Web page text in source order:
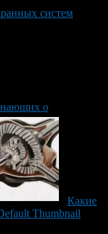
систем
о
Какие